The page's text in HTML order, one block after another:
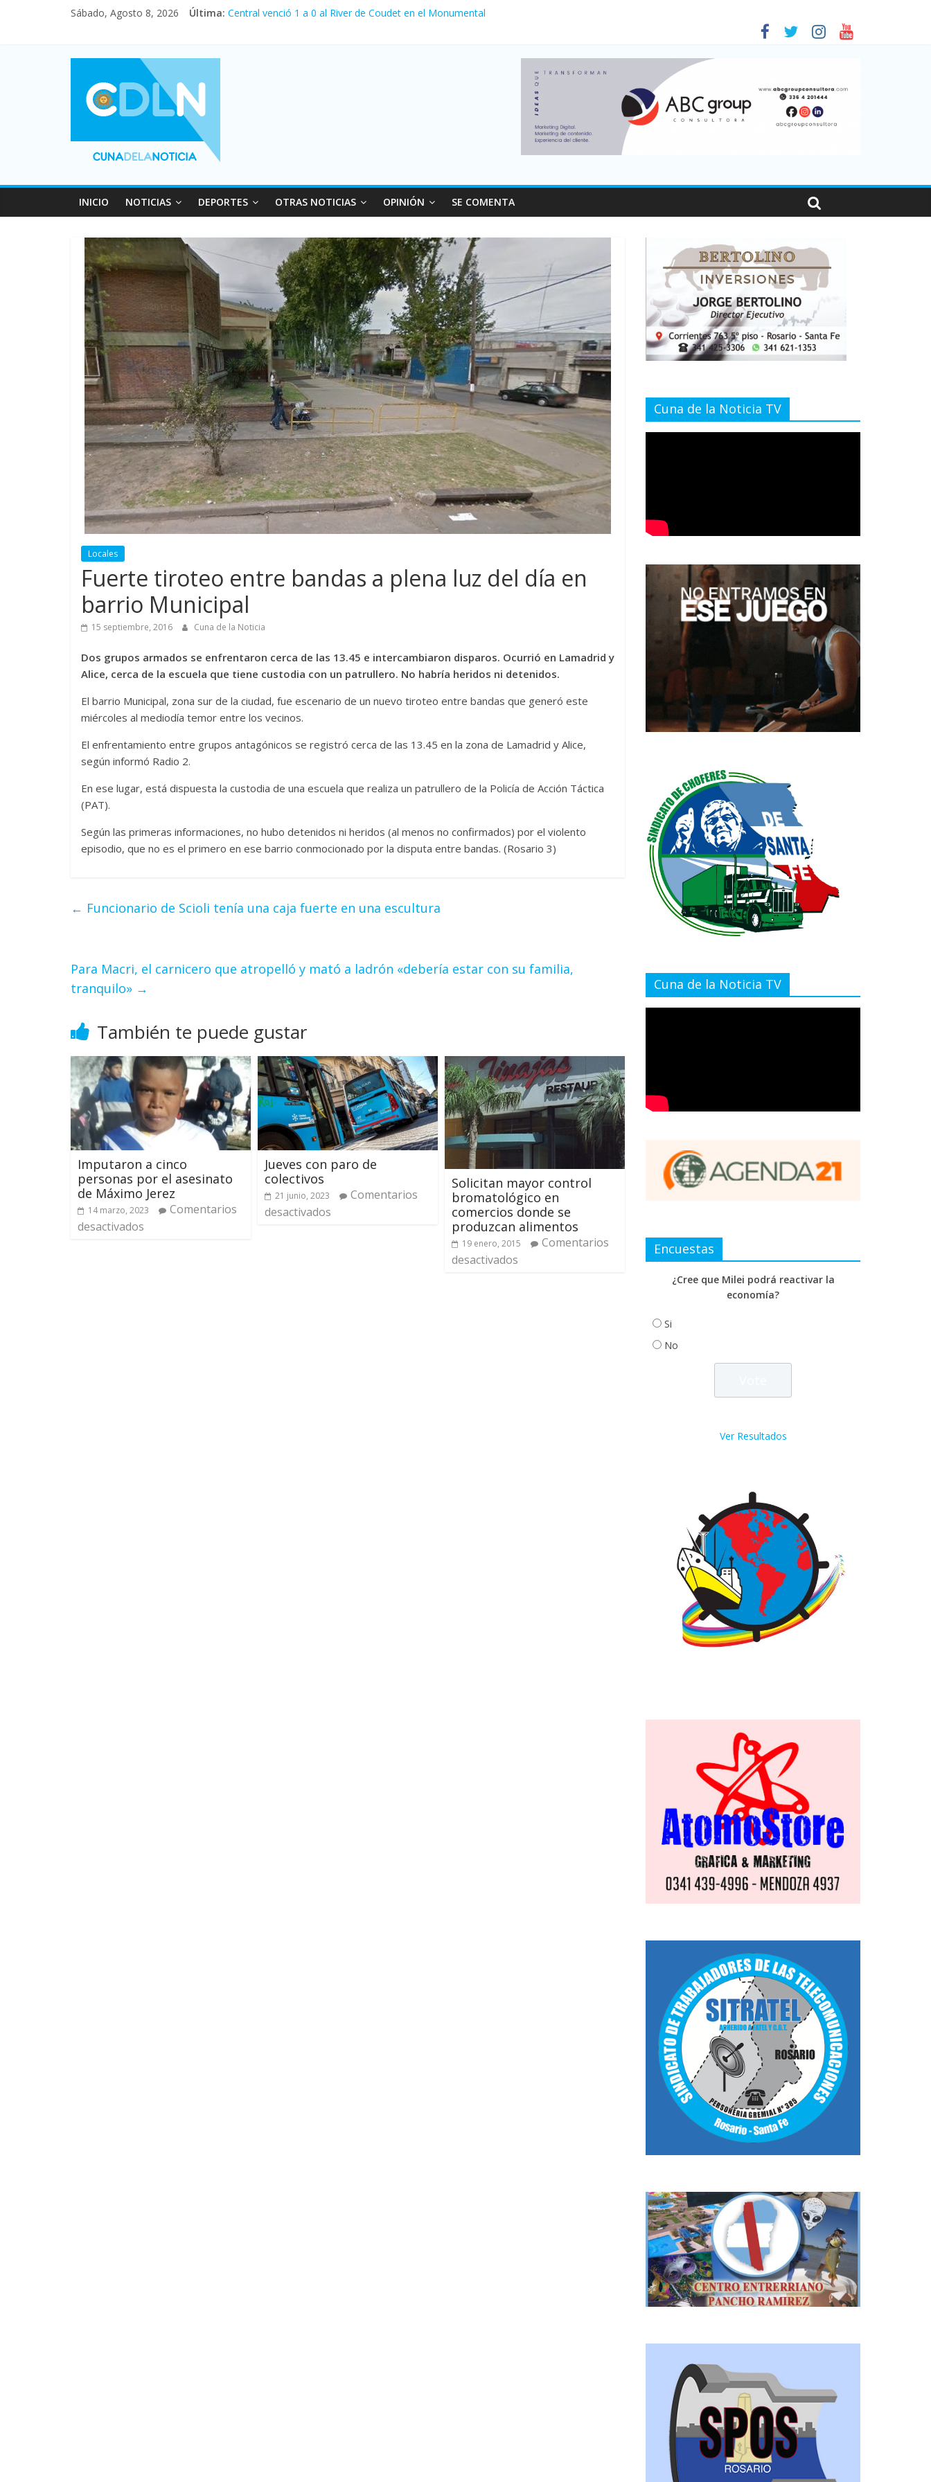
Sábado, Agosto 8, 2026 Última: Central venció 1 a 0 al River de Coudet en el Monumental
Vacaciones de invierno con más movimiento y consumo turístico: 4,6 millones de personas viajaron por el país, un 5,9% más que en 2025
Fuerte caída de la venta de autos usados en julio: bajó un 12,6% interanual
INICIO NOTICIAS DEPORTES OTRAS NOTICIAS OPINIÓN SE COMENTA
Locales
Fuerte tiroteo entre bandas a plena luz del día en
barrio Municipal
15 septiembre, 2016 Cuna de la Noticia
Dos grupos armados se enfrentaron cerca de las 13.45 e intercambiaron disparos. Ocurrió en Lamadrid y
Alice, cerca de la escuela que tiene custodia con un patrullero. No habría heridos ni detenidos.
El barrio Municipal, zona sur de la ciudad, fue escenario de un nuevo tiroteo entre bandas que generó este
miércoles al mediodía temor entre los vecinos.
El enfrentamiento entre grupos antagónicos se registró cerca de las 13.45 en la zona de Lamadrid y Alice,
según informó Radio 2.
En ese lugar, está dispuesta la custodia de una escuela que realiza un patrullero de la Policía de Acción Táctica
(PAT).
Según las primeras informaciones, no hubo detenidos ni heridos (al menos no confirmados) por el violento
episodio, que no es el primero en ese barrio conmocionado por la disputa entre bandas. (Rosario 3)
← Funcionario de Scioli tenía una caja fuerte en una escultura
Para Macri, el carnicero que atropelló y mató a ladrón «debería estar con su familia,
tranquilo» →
También te puede gustar
Imputaron a cinco
personas por el asesinato
de Máximo Jerez
14 marzo, 2023
Comentarios
desactivados
Jueves con paro de
colectivos
21 junio, 2023
Comentarios
desactivados
Solicitan mayor control
bromatológico en
comercios donde se
produzcan alimentos
19 enero, 2015
Comentarios
desactivados
Cuna de la Noticia TV
Cuna de la Noticia TV
Encuestas
¿Cree que Milei podrá reactivar la
economía?
Si
No
Ver Resultados